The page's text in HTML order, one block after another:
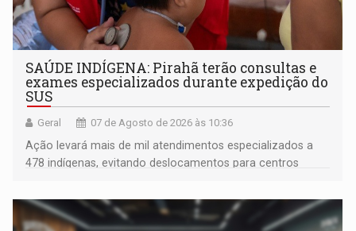
SAÚDE INDÍGENA: Pirahã terão consultas e
exames especializados durante expedição do
SUS
Geral 07 de Agosto de 2026 às 10:36
Ação levará mais de mil atendimentos especializados a
478 indígenas, evitando deslocamentos para centros